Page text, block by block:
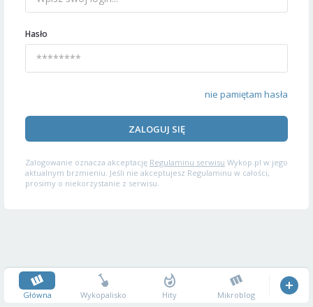
Hasło
nie pamiętam hasła
ZALOGUJ SIĘ
Zalogowanie oznacza akceptację Regulaminu serwisu Wykop.pl w jego
aktualnym brzmieniu. Jeśli nie akceptujesz Regulaminu w całości,
prosimy o niekorzystanie z serwisu.
Główna Wykopalisko Hity Mikroblog